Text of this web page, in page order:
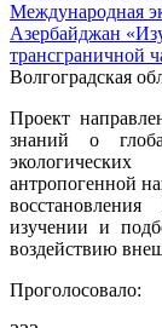
Международная
Азербайджан
трансграничной
Волгоградская
Проект
знаний о
антропогенной
изучении и
воздействию
Проголосовало: